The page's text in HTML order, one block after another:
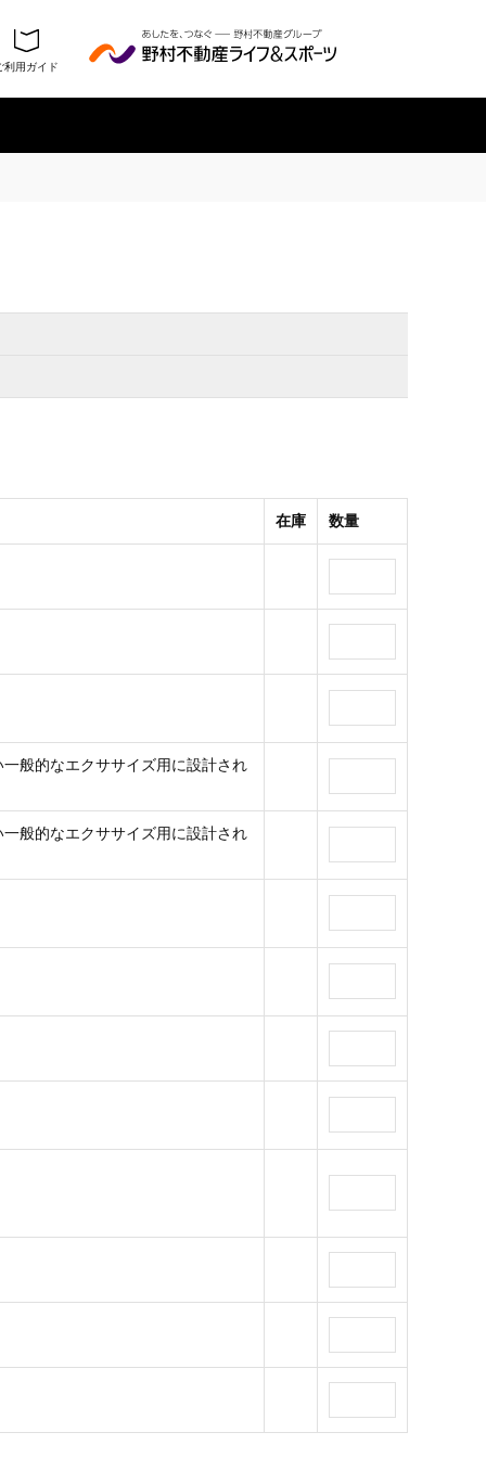
利用ガイド
在庫 数量
般的なエクササイズ用に設計され
般的なエクササイズ用に設計され